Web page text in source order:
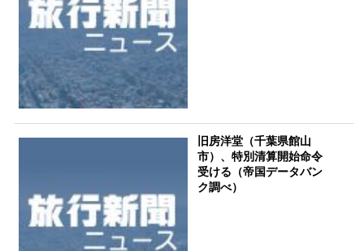
旧房洋堂（千葉県館山
市）、特別清算開始命令
受ける（帝国データバン
ク調べ）